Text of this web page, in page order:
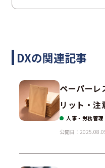
DXの関連記事
ペーパーレ
リット・
人事・労務管理
公開日：